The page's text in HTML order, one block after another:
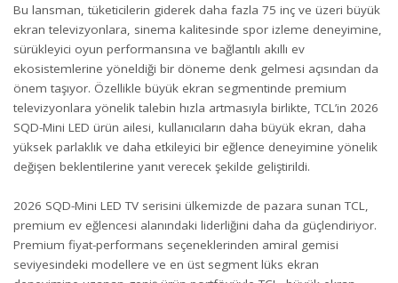
Bu lansman, tüketicilerin giderek daha fazla 75 inç ve üzeri büyük
ekran televizyonlara, sinema kalitesinde spor izleme deneyimine,
sürükleyici oyun performansına ve bağlantılı akıllı ev
ekosistemlerine yöneldiği bir döneme denk gelmesi açısından da
önem taşıyor. Özellikle büyük ekran segmentinde premium
televizyonlara yönelik talebin hızla artmasıyla birlikte, TCL’in 2026
SQD-Mini LED ürün ailesi, kullanıcıların daha büyük ekran, daha
yüksek parlaklık ve daha etkileyici bir eğlence deneyimine yönelik
değişen beklentilerine yanıt verecek şekilde geliştirildi.
2026 SQD-Mini LED TV serisini ülkemizde de pazara sunan TCL,
premium ev eğlencesi alanındaki liderliğini daha da güçlendiriyor.
Premium fiyat-performans seçeneklerinden amiral gemisi
seviyesindeki modellere ve en üst segment lüks ekran